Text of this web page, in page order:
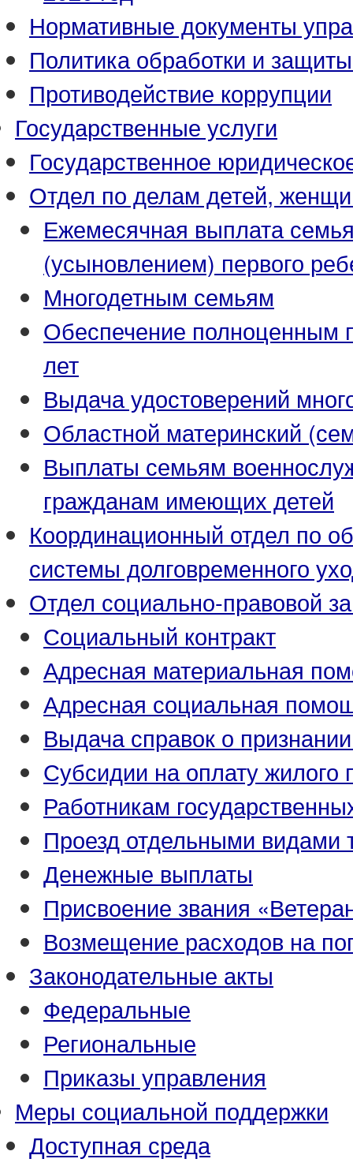
Нормативные документы
Политика обработки и
Противодействие коррупции
Государственные услуги
Государственное
Отдел по делам детей,
Ежемесячная выплата
(усыновлением) первого
Многодетным семьям
Обеспечение полноценным
лет
Выдача удостоверений
Областной материнский
Выплаты семьям
гражданам имеющих детей
Координационный отдел по
системы долговременного
Отдел социально-правовой
Социальный контракт
Адресная материальная
Адресная социальная
Выдача справок о
Субсидии на оплату
Работникам
Проезд отдельными видами
Денежные выплаты
Присвоение звания
Возмещение расходов на
Законодательные акты
Федеральные
Региональные
Приказы управления
Меры социальной поддержки
Доступная среда